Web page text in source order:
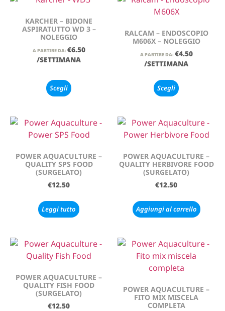
KARCHER – BIDONE
ASPIRATUTTO WD 3 –
NOLEGGIO
A PARTIRE DA: €6.50
/SETTIMANA
Scegli
RALCAM – ENDOSCOPIO
M606X – NOLEGGIO
A PARTIRE DA: €4.50
/SETTIMANA
Scegli
POWER AQUACULTURE –
QUALITY SPS FOOD
(SURGELATO)
€12.50
Leggi tutto
POWER AQUACULTURE –
QUALITY HERBIVORE FOOD
(SURGELATO)
€12.50
Aggiungi al carrello
POWER AQUACULTURE –
QUALITY FISH FOOD
(SURGELATO)
€12.50
POWER AQUACULTURE –
FITO MIX MISCELA
COMPLETA